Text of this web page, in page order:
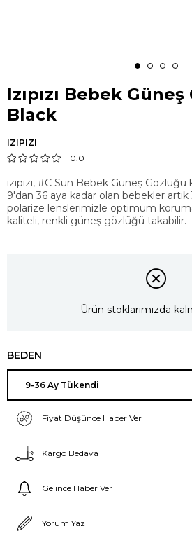
Izıpızı Bebek
Black
IZIPIZI
0.0
izipizi, #C Sun Bebek Güneş Gözlüğü
9'dan 36 aya kadar olan bebekler artık
polarize lenslerimizle optimum
kaliteli, renkli güneş gözlüğü takabilir.
Ürün stoklarımızda
BEDEN
Fiyat Düşünce Haber Ver
Kargo Bedava
Gelince Haber Ver
Yorum Yaz